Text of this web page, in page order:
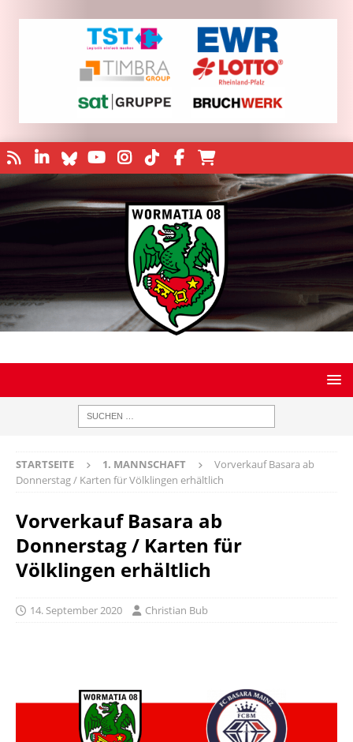
STARTSEITE 1. MANNSCHAFT
Vorverkauf Basara ab
Donnerstag / Karten für Völklingen erhältlich
Vorverkauf Basara ab
Donnerstag / Karten für
Völklingen erhältlich
14. September 2020 Christian Bub